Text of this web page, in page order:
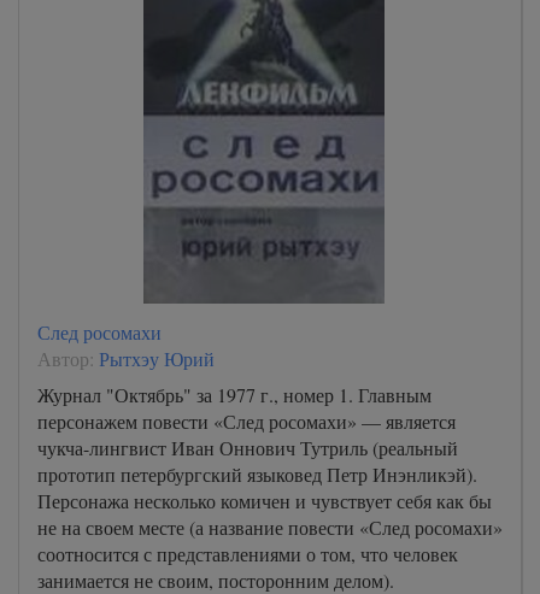
След росомахи
Автор: Рытхэу Юрий
Журнал "Октябрь" за 1977 г., номер 1. Главным
персонажем повести «След росомахи» — является
чукча-лингвист Иван Оннович Тутриль (реальный
прототип петербургский языковед Петр Инэнликэй).
Персонажа несколько комичен и чувствует себя как бы
не на своем месте (а название повести «След росомахи»
соотносится с представлениями о том, что человек
занимается не своим, посторонним делом).